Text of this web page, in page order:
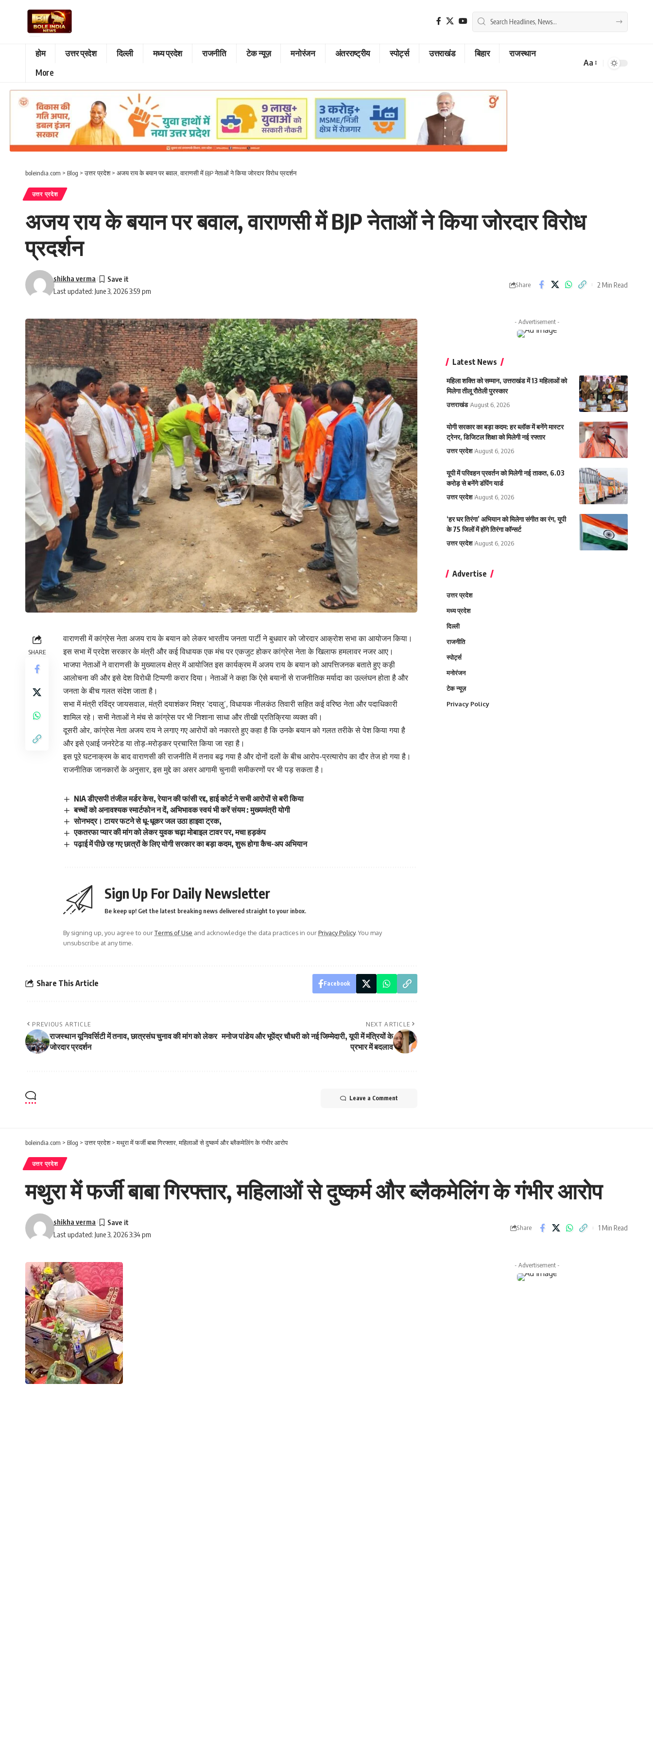
होम उत्तर प्रदेश दिल्ली मध्य प्रदेश राजनीति टेक न्यूज़ मनोरंजन अंतरराष्ट्रीय स्पोर्ट्स उत्तराखंड बिहार
राजस्थान
More
Font
Aa
boleindia.com > Blog >उत्तर प्रदेश> अजय राय के बयान पर बवाल, वाराणसी में BJP नेताओं ने किया जोरदार विरोध प्रदर्शन
उत्तर प्रदेश
अजय राय के बयान पर बवाल, वाराणसी में BJP नेताओं ने किया जोरदार विरोध
प्रदर्शन
Last updated: June 3, 2026 3:59 pm
shikha verma
Share 2 Min Read
SHARE
वाराणसी में कांग्रेस नेता अजय राय के बयान को लेकर भारतीय जनता पार्टी ने बुधवार को जोरदार आक्रोश सभा का आयोजन किया।
इस सभा में प्रदेश सरकार के मंत्री और कई विधायक एक मंच पर एकजुट होकर कांग्रेस नेता के खिलाफ हमलावर नजर आए।
भाजपा नेताओं ने वाराणसी के मुख्यालय क्षेत्र में आयोजित इस कार्यक्रम में अजय राय के बयान को आपत्तिजनक बताते हुए कड़ी
आलोचना की और इसे देश विरोधी टिप्पणी करार दिया। नेताओं ने कहा कि ऐसे बयानों से राजनीतिक मर्यादा का उल्लंघन होता है और
जनता के बीच गलत संदेश जाता है।
सभा में मंत्री रविंद्र जायसवाल, मंत्री दयाशंकर मिश्र ‘दयालु’, विधायक नीलकंठ तिवारी सहित कई वरिष्ठ नेता और पदाधिकारी
शामिल रहे। सभी नेताओं ने मंच से कांग्रेस पर भी निशाना साधा और तीखी प्रतिक्रिया व्यक्त की।
दूसरी ओर, कांग्रेस नेता अजय राय ने लगाए गए आरोपों को नकारते हुए कहा है कि उनके बयान को गलत तरीके से पेश किया गया है
और इसे एआई जनरेटेड या तोड़-मरोड़कर प्रचारित किया जा रहा है।
इस पूरे घटनाक्रम के बाद वाराणसी की राजनीति में तनाव बढ़ गया है और दोनों दलों के बीच आरोप-प्रत्यारोप का दौर तेज हो गया है।
राजनीतिक जानकारों के अनुसार, इस मुद्दे का असर आगामी चुनावी समीकरणों पर भी पड़ सकता है।
NIA डीएसपी तंजील मर्डर केस, रेयान की फांसी रद्द, हाई कोर्ट ने सभी आरोपों से बरी किया
बच्चों को अनावश्यक स्मार्टफोन न दें, अभिभावक स्वयं भी करें संयम : मुख्यमंत्री योगी
सोनभद्र। टायर फटने से धू-धूकर जल उठा हाइवा ट्रक,
एकतरफा प्यार की मांग को लेकर युवक चढ़ा मोबाइल टावर पर, मचा हड़कंप
पढ़ाई में पीछे रह गए छात्रों के लिए योगी सरकार का बड़ा कदम, शुरू होगा कैच-अप अभियान
Sign Up For Daily Newsletter
Be keep up! Get the latest breaking news delivered straight to your inbox.
By signing up, you agree to ourTerms of Use and acknowledge the data practices in ourPrivacy Policy. You may
unsubscribe at any time.
Share This Article Facebook
PREVIOUS ARTICLE
राजस्थान यूनिवर्सिटी में तनाव, छात्रसंघ चुनाव की मांग को लेकर
जोरदार प्रदर्शन
NEXT ARTICLE
मनोज पांडेय और भूपेंद्र चौधरी को नई जिम्मेदारी, यूपी में मंत्रियों के
प्रभार में बदलाव
Leave a Comment
- Advertisement -
Latest News
महिला शक्ति को सम्मान, उत्तराखंड में 13 महिलाओं को
मिलेगा तीलू रौतेली पुरस्कार
उत्तराखंड August 6, 2026
योगी सरकार का बड़ा कदम: हर ब्लॉक में बनेंगे मास्टर
ट्रेनर, डिजिटल शिक्षा को मिलेगी नई रफ्तार
उत्तर प्रदेश August 6, 2026
यूपी में परिवहन प्रवर्तन को मिलेगी नई ताकत, 6.03
करोड़ से बनेंगे डंपिंग यार्ड
उत्तर प्रदेश August 6, 2026
‘हर घर तिरंगा’ अभियान को मिलेगा संगीत का रंग, यूपी
के 75 जिलों में होंगे तिरंगा कॉन्सर्ट
उत्तर प्रदेश August 6, 2026
Advertise
उत्तर प्रदेश
मध्य प्रदेश
दिल्ली
राजनीति
स्पोर्ट्स
मनोरंजन
टेक न्यूज़
Privacy Policy
boleindia.com > Blog >उत्तर प्रदेश>मथुरा में फर्जी बाबा गिरफ्तार, महिलाओं से दुष्कर्म और ब्लैकमेलिंग के गंभीर आरोप
उत्तर प्रदेश
मथुरा में फर्जी बाबा गिरफ्तार, महिलाओं से दुष्कर्म और ब्लैकमेलिंग के गंभीर आरोप
Last updated: June 3, 2026 3:34 pm
shikha verma
Share 1 Min Read
- Advertisement -